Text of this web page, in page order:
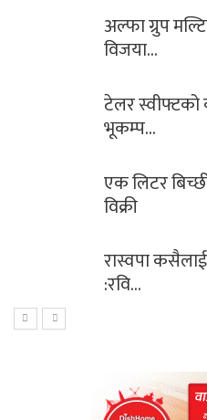
अल्फा ग्रुप
विजया…
टेलर
भूकम्प…
एक लिटर
विक्री
रास्वपा कसैलाई
:रवि…